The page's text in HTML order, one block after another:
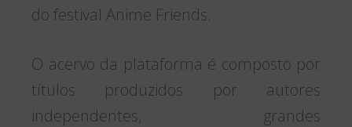
do festival Anime Friends.
O acervo da plataforma é composto por
títulos produzidos por autores
independentes, grandes